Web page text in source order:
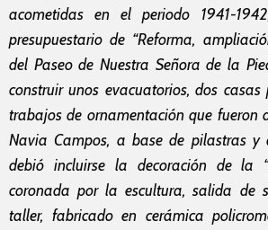
acometidas en el periodo 1941-
presupuestario de “Reforma,
del Paseo de Nuestra Señora de la
construir unos evacuatorios, dos
trabajos de ornamentación que fueron
Navia Campos, a base de pilastras y
debió incluirse la decoración de la
coronada por la escultura, salida de
taller, fabricado en cerámica